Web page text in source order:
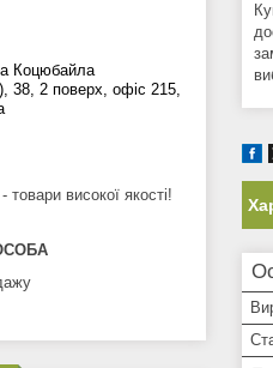
Коцюбайла
38, 2 поверх, офіс 215,
товари високої якості!